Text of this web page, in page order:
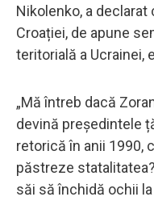
Nikolenko, a
Croației, de apune
teritorială a Ucrainei,
„Mă întreb dacă
devină președintele
retorică în anii 1990,
păstreze
săi să închidă ochii